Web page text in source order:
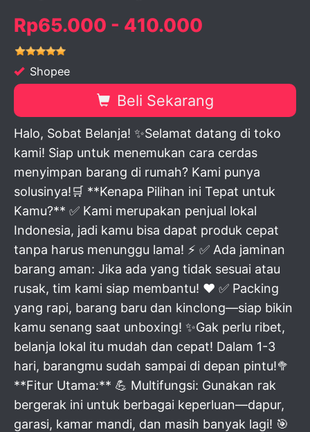
Rp65.000 - 410.000
Shopee
Beli Sekarang
Halo, Sobat Belanja! ✨Selamat datang di toko
kami! Siap untuk menemukan cara cerdas
menyimpan barang di rumah? Kami punya
solusinya!🛒 **Kenapa Pilihan ini Tepat untuk
Kamu?** ✅ Kami merupakan penjual lokal
Indonesia, jadi kamu bisa dapat produk cepat
tanpa harus menunggu lama! ⚡ ✅ Ada jaminan
barang aman: Jika ada yang tidak sesuai atau
rusak, tim kami siap membantu! ❤️ ✅ Packing
yang rapi, barang baru dan kinclong—siap bikin
kamu senang saat unboxing! ✨Gak perlu ribet,
belanja lokal itu mudah dan cepat! Dalam 1-3
hari, barangmu sudah sampai di depan pintu!🥦
**Fitur Utama:** 💪 Multifungsi: Gunakan rak
bergerak ini untuk berbagai keperluan—dapur,
garasi, kamar mandi, dan masih banyak lagi! 🎯